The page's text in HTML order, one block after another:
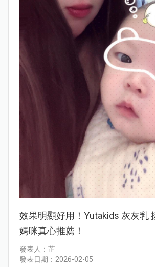
效果明顯好用！Yutakids 灰灰乳
媽咪真心推薦！
發表人：芷
發表日期：2026-02-05